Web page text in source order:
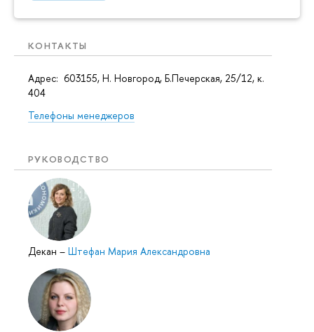
КОНТАКТЫ
Адрес: 603155, Н. Новгород, Б.Печерская, 25/12, к.
404
Телефоны менеджеров
РУКОВОДСТВО
Декан – Штефан Мария Александровна